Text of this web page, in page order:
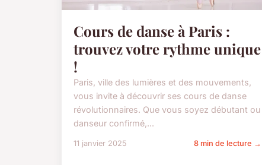
Cours de danse à Paris :
trouvez votre rythme unique
!
Paris, ville des lumières et des mouvements,
vous invite à découvrir ses cours de danse
révolutionnaires. Que vous soyez débutant ou
danseur confirmé,...
11 janvier 2025 8 min de lecture →